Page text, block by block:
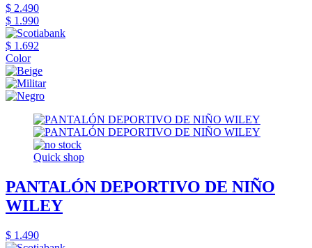
$ 2.490
$ 1.990
$ 1.692
Color
Quick shop
PANTALÓN DEPORTIVO DE NIÑO
WILEY
$ 1.490